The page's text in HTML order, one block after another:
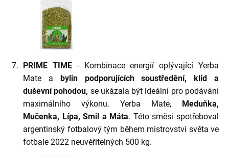
PRIME TIME - Kombinace energií oplývající Yerba
Mate a
bylin podporujících soustředění, klid a
duševní pohodou, se ukázala být ideální pro podávání
maximálního výkonu. Yerba Mate,
Meduňka,
Mučenka, Lípa, Smil a Máta. Této směsi spotřeboval
argentinský fotbalový tým během mistrovství světa ve
fotbale 2022 neuvěřitelných 500 kg.